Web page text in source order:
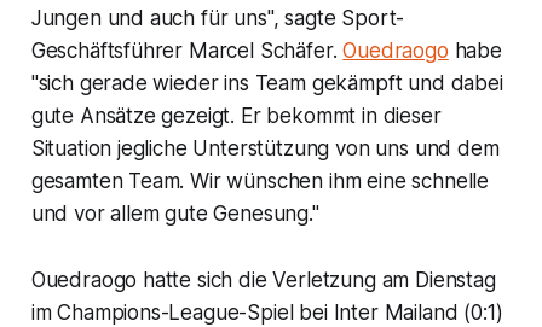
Jungen und auch für uns", sagte Sport-
Geschäftsführer Marcel Schäfer.Ouedraogo habe
"sich gerade wieder ins Team gekämpft und dabei
gute Ansätze gezeigt. Er bekommt in dieser
Situation jegliche Unterstützung von uns und dem
gesamten Team. Wir wünschen ihm eine schnelle
und vor allem gute Genesung."
Ouedraogo hatte sich die Verletzung am Dienstag
im Champions-League-Spiel bei Inter Mailand (0:1)